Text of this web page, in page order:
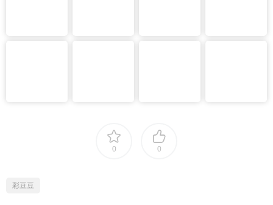
0 0
彩豆豆